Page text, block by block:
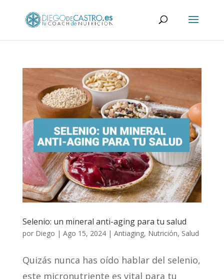
Selenio: un mineral anti-aging para tu salud
por Diego | Ago 15, 2024| Antiaging, Nutrición, Salud
Quizás nunca has oído hablar del selenio,
este micronutriente es vital para tu